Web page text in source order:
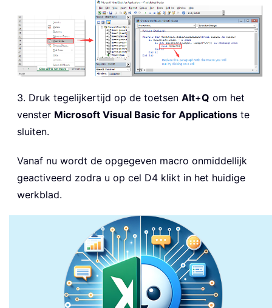
3. Druk tegelijkertijd op de toetsen Alt+Q om het
venster Microsoft Visual Basic for Applications te
sluiten.
Vanaf nu wordt de opgegeven macro onmiddellijk
geactiveerd zodra u op cel D4 klikt in het huidige
werkblad.